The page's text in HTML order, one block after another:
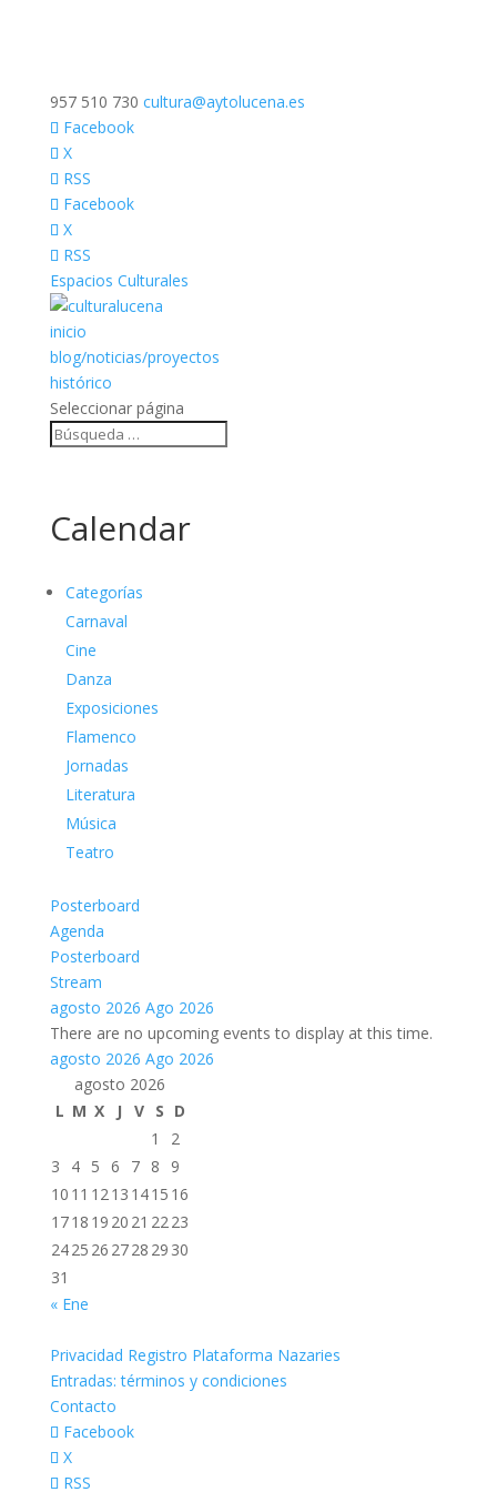
957 510 730 cultura@aytolucena.es
Facebook
X
RSS
Facebook
X
RSS
Espacios Culturales
inicio
blog/noticias/proyectos
histórico
Seleccionar página
Calendar
Categorías
Carnaval
Cine
Danza
Exposiciones
Flamenco
Jornadas
Literatura
Música
Teatro
Posterboard
Agenda
Posterboard
Stream
agosto 2026 Ago 2026
There are no upcoming events to display at this time.
agosto 2026 Ago 2026
agosto 2026
L M X J V S D
1
2
3
4 5 6 7 8
9
10 11 1213 1415 16
1718 19 20 21 2223
2425 26 2728 29 30
31
« Ene
Privacidad Registro Plataforma Nazaries
Entradas: términos y condiciones
Contacto
Facebook
X
RSS